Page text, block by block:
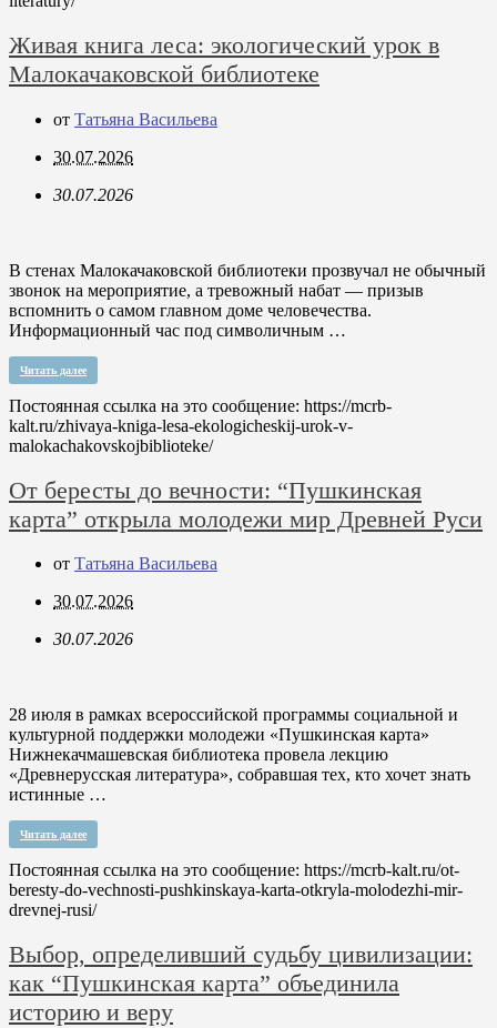
Живая книга леса: экологический урок в
Малокачаковской библиотеке
от Татьяна Васильева
30.07.2026
30.07.2026
В стенах Малокачаковской библиотеки прозвучал не обычный
звонок на мероприятие, а тревожный набат — призыв
вспомнить о самом главном доме человечества.
Информационный час под символичным …
Читать далее
Постоянная ссылка на это сообщение: https://mcrb-
kalt.ru/zhivaya-kniga-lesa-ekologicheskij-urok-v-
malokachakovskojbiblioteke/
От бересты до вечности: “Пушкинская
карта” открыла молодежи мир Древней Руси
от Татьяна Васильева
30.07.2026
30.07.2026
28 июля в рамках всероссийской программы социальной и
культурной поддержки молодежи «Пушкинская карта»
Нижнекачмашевская библиотека провела лекцию
«Древнерусская литература», собравшая тех, кто хочет знать
истинные …
Читать далее
Постоянная ссылка на это сообщение: https://mcrb-kalt.ru/ot-
beresty-do-vechnosti-pushkinskaya-karta-otkryla-molodezhi-mir-
drevnej-rusi/
Выбор, определивший судьбу цивилизации:
как “Пушкинская карта” объединила
историю и веру